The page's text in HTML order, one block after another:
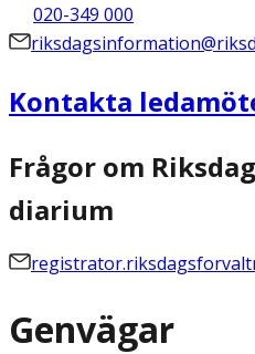
020-349 000
Kontakta
Frågor om
diarium
Genvägar